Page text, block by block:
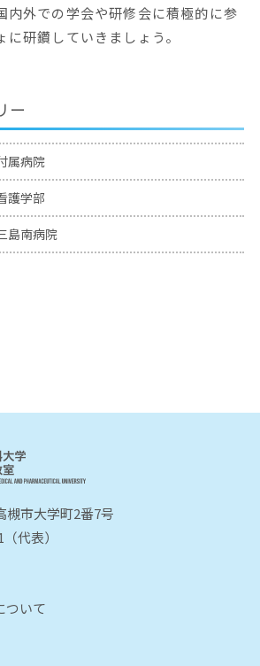
内外での学会や研修会に積極的に参
研鑽していきましょう。
ー
属病院
護学部
島南病院
槻市大学町2番7号
代表）
ついて